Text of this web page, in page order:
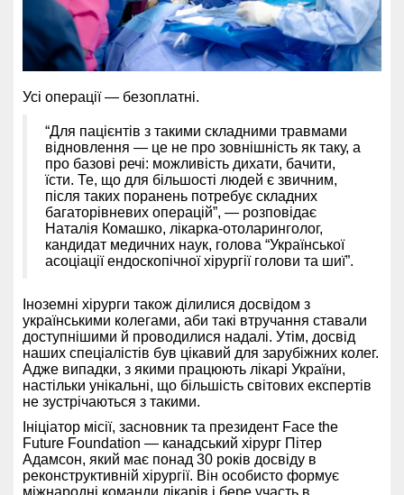
Усі операції — безоплатні.
“Для пацієнтів з такими складними травмами
відновлення — це не про зовнішність як таку, а
про базові речі: можливість дихати, бачити,
їсти. Те, що для більшості людей є звичним,
після таких поранень потребує складних
багаторівневих операцій”, — розповідає
Наталія Комашко, лікарка-отоларинголог,
кандидат медичних наук, голова “Української
асоціації ендоскопічної хірургії голови та шиї”.
Іноземні хірурги також ділилися досвідом з
українськими колегами, аби такі втручання ставали
доступнішими й проводилися надалі. Утім, досвід
наших спеціалістів був цікавий для зарубіжних колег.
Адже випадки, з якими працюють лікарі України,
настільки унікальні, що більшість світових експертів
не зустрічаються з такими.
Ініціатор місії, засновник та президент Face the
Future Foundation — канадський хірург Пітер
Адамсон, який має понад 30 років досвіду в
реконструктивній хірургії. Він особисто формує
міжнародні команди лікарів і бере участь в